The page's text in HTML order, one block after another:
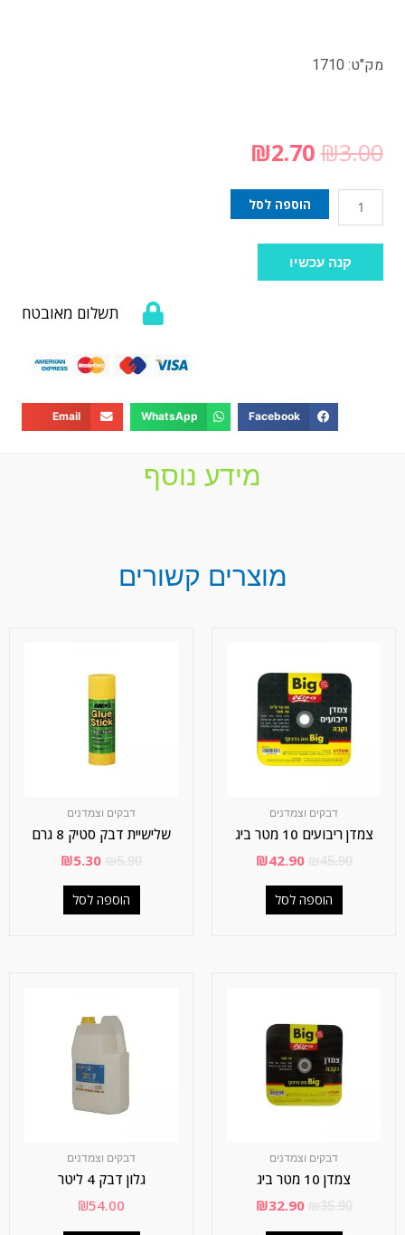
מק"ט: 1710
₪3.00
₪2.70
הוספה לסל
קנה עכשיו
תשלום מאובטח
Facebook
WhatsApp
Email
מידע נוסף
מוצרים קשורים
דבקים וצמדנים
צמדן ריבועים 10 מטר ביג
₪42.90
הוספה לסל
דבקים וצמדנים
צמדן 10 מטר ביג
₪32.90
דבקים וצמדנים
גלון דבק 4 ליטר
₪54.00
דבקים וצמדנים
שלישיית דבק סטיק 8 גרם
₪5.30
הוספה לסל